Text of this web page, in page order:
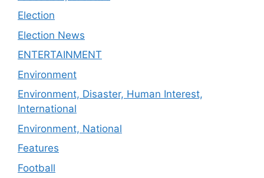
Election
Election News
ENTERTAINMENT
Environment
Environment, Disaster, Human Interest,
International
Environment, National
Features
Football